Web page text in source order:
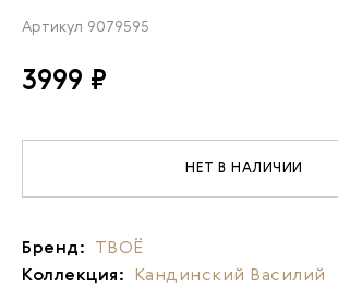
Артикул 9079595
3999 ₽
НЕТ В НАЛИЧИИ
Бренд: ТВОЁ
Коллекция: Кандинский Василий